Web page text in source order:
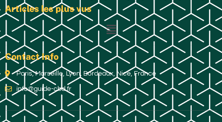
Articles les plus vus
Contact Info
Paris, Marseille, Lyon, Bordeaux, Nice, France
info@guide-cbd.fr